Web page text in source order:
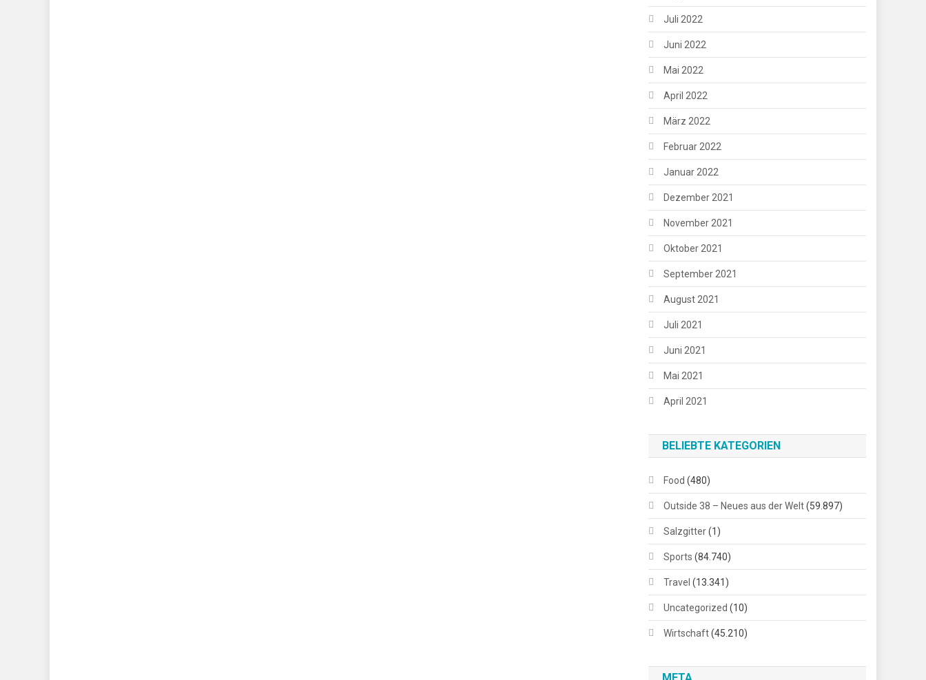
Juli 2022
Juni 2022
Mai 2022
April 2022
März 2022
Februar 2022
Januar 2022
Dezember 2021
November 2021
Oktober 2021
September 2021
August 2021
Juli 2021
Juni 2021
Mai 2021
April 2021
BELIEBTE KATEGORIEN
Food (480)
Outside 38 – Neues aus der Welt(59.897)
Salzgitter(1)
Sports (84.740)
Travel (13.341)
Uncategorized (10)
Wirtschaft(45.210)